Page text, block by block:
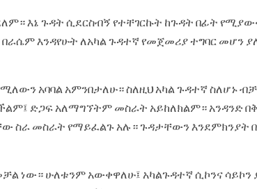
እኔ ጉዳት ሲደርስብኝ የተቸገርኩት ከጉዳት በፊት
እንዳየሁት ለአካል ጉዳተኛ የመጀመሪያ ተግባር መሆን
አባባል አምንበታለሁ። ስለዚህ አካል ጉዳተኛ ስለሆኑ ብቻ
ድጋፍ አለማግኘትም መስራት አይከለክልም። አንዳንድ
ስራ መስራት የማይፈልጉ አሉ። ጉዳታቸውን እንደምክንያት
ነው። ሁለቱንም አውቀዋለሁ፤ አካልጉዳተኛ ሲኮንና ሳይኮን